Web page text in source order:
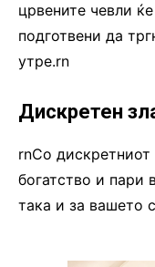
црвените чевли
подготвени да
утре.rn
Дискретен
rnСо дискретниот
богатство и пари
така и за вашето